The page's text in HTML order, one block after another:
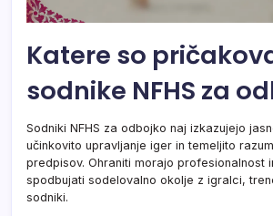
Katere so
sodnike NFHS za
Sodniki NFHS za odbojko naj izkazujejo
učinkovito upravljanje iger in temeljito
predpisov. Ohraniti morajo profesionalnost
spodbujati sodelovalno okolje z igralci,
sodniki.